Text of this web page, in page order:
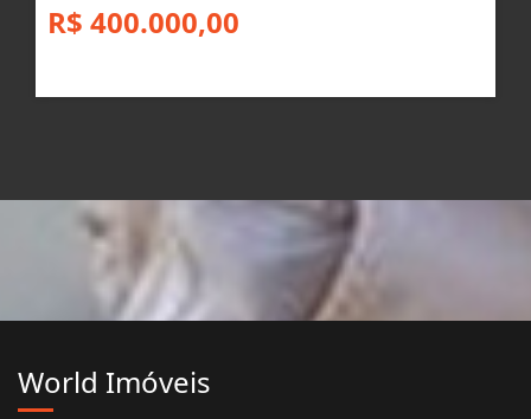
R$ 400.000,00
World Imóveis